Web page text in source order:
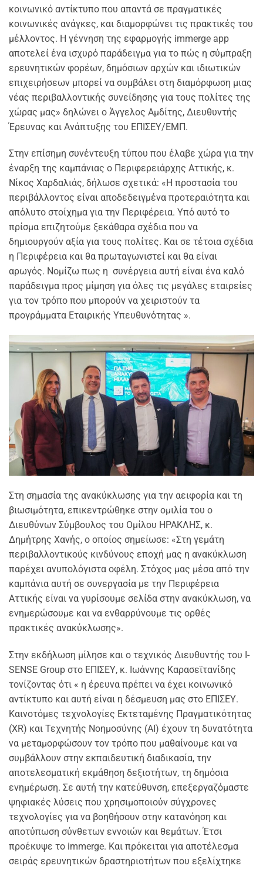
κοινωνικό αντίκτυπο που απαντά σε πραγματικές
κοινωνικές ανάγκες, και διαμορφώνει τις πρακτικές του
μέλλοντος. Η γέννηση της εφαρμογής immerge app
αποτελεί ένα ισχυρό παράδειγμα για το πώς η σύμπραξη
ερευνητικών φορέων, δημόσιων αρχών και ιδιωτικών
επιχειρήσεων μπορεί να συμβάλει στη διαμόρφωση μιας
νέας περιβαλλοντικής συνείδησης για τους πολίτες της
χώρας μας» δηλώνει ο Άγγελος Αμδίτης, Διευθυντής
Έρευνας και Ανάπτυξης του ΕΠΙΣΕΥ/ΕΜΠ.
Στην επίσημη συνέντευξη τύπου που έλαβε χώρα για την
έναρξη της καμπάνιας ο Περιφερειάρχης Αττικής, κ.
Νίκος Χαρδαλιάς, δήλωσε σχετικά: «Η προστασία του
περιβάλλοντος είναι αποδεδειγμένα προτεραιότητα και
απόλυτο στοίχημα για την Περιφέρεια. Υπό αυτό το
πρίσμα επιζητούμε ξεκάθαρα σχέδια που να
δημιουργούν αξία για τους πολίτες. Και σε τέτοια σχέδια
η Περιφέρεια και θα πρωταγωνιστεί και θα είναι
αρωγός. Νομίζω πως η συνέργεια αυτή είναι ένα καλό
παράδειγμα προς μίμηση για όλες τις μεγάλες εταιρείες
για τον τρόπο που μπορούν να χειριστούν τα
προγράμματα Εταιρικής Υπευθυνότητας ».
Στη σημασία της ανακύκλωσης για την αειφορία και τη
βιωσιμότητα, επικεντρώθηκε στην ομιλία του ο
Διευθύνων Σύμβουλος του Ομίλου ΗΡΑΚΛΗΣ, κ.
Δημήτρης Χανής, ο οποίος σημείωσε: «Στη γεμάτη
περιβαλλοντικούς κινδύνους εποχή μας η ανακύκλωση
παρέχει ανυπολόγιστα οφέλη. Στόχος μας μέσα από την
καμπάνια αυτή σε συνεργασία με την Περιφέρεια
Αττικής είναι να γυρίσουμε σελίδα στην ανακύκλωση, να
ενημερώσουμε και να ενθαρρύνουμε τις ορθές
πρακτικές ανακύκλωσης».
Στην εκδήλωση μίλησε και ο τεχνικός Διευθυντής του I-
SENSE Group στο ΕΠΙΣΕΥ, κ. Ιωάννης Καρασεϊτανίδης
τονίζοντας ότι « η έρευνα πρέπει να έχει κοινωνικό
αντίκτυπο και αυτή είναι η δέσμευση μας στο ΕΠΙΣΕΥ.
Καινοτόμες τεχνολογίες Εκτεταμένης Πραγματικότητας
(ΧR) και Τεχνητής Νοημοσύνης (AI) έχουν τη δυνατότητα
να μεταμορφώσουν τον τρόπο που μαθαίνουμε και να
συμβάλλουν στην εκπαιδευτική διαδικασία, την
αποτελεσματική εκμάθηση δεξιοτήτων, τη δημόσια
ενημέρωση. Σε αυτή την κατεύθυνση, επεξεργαζόμαστε
ψηφιακές λύσεις που χρησιμοποιούν σύγχρονες
τεχνολογίες για να βοηθήσουν στην κατανόηση και
αποτύπωση σύνθετων εννοιών και θεμάτων. Έτσι
προέκυψε το immerge. Και πρόκειται για αποτέλεσμα
σειράς ερευνητικών δραστηριοτήτων που εξελίχτηκε